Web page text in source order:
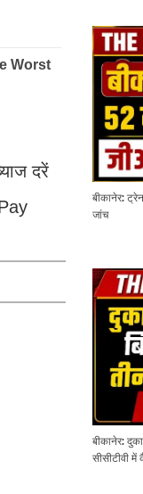
दरें
बीकानेर:
जांच
बीकानेर:
सीसीटीवी में